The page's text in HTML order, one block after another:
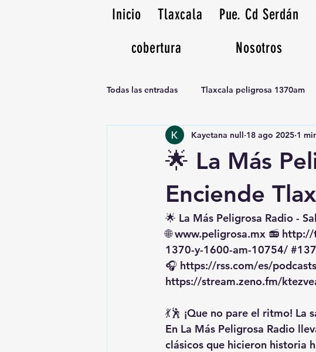
Inicio Tlaxcala Pue. Cd Serdán
cobertura
Nosotros
Todas las entradas Tlaxcala peligrosa 1370am
Noticias Musicales radio 1370am Tianguis
🌟 La Más
Enciende
Kayetana null 18 ago 2025 1
🌟 La Más Peligrosa Radio -
🌐 www.peligrosa.mx 📻 http://
1370-y-1600-am-10754/
🎧 https://rss.com/es/
https://stream.zeno.fm/
💃🕺 ¡Que no pare el ritmo! La
En La Más Peligrosa Radio
clásicos que hicieron historia